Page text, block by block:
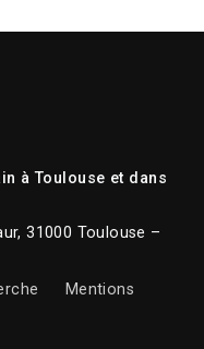
à Toulouse et dans
31000 Toulouse –
Mentions